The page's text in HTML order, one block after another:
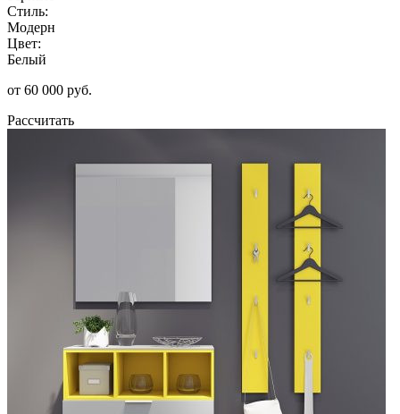
Стиль:
Модерн
Цвет:
Белый
от 60 000 руб.
Рассчитать